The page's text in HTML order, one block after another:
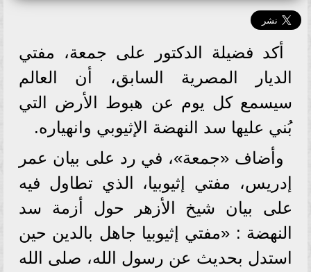
أكد فضيلة الدكتور على جمعة، مفتي
الديار المصرية السابق، أن العالم
سيسمع كل يوم عن هبوط الأرض التي
بُني عليها سد النهضة الإثيوبي وانهياره.
وأضاف «جمعة»، في رد على بيان عمر
إدريس، مفتي إثيوبيا، الذي تطاول فيه
على بيان شيخ الأزهر حول أزمة سد
النهضة : «مفتي إثيوبيا جاهل بالدين حين
استدل بحديث عن رسول الله، صلى الله